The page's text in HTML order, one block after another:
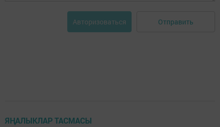
Авторизоваться Отправить
ЯҢАЛЫКЛАР ТАСМАСЫ